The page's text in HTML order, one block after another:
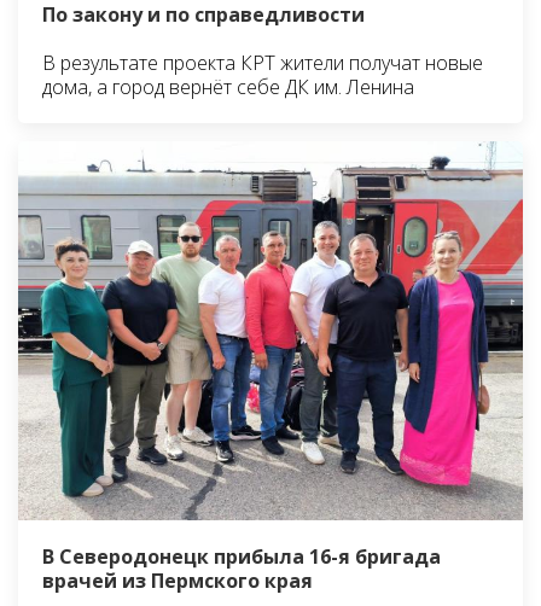
По закону и по справедливости
В результате проекта КРТ жители получат новые
дома, а город вернёт себе ДК им. Ленина
В Северодонецк прибыла 16-я бригада
врачей из Пермского края